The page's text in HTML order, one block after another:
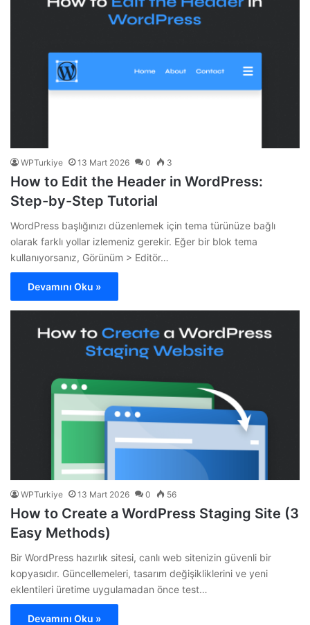
WPTurkiye 13 Mart 2026 0 3
How to Edit the Header in WordPress:
Step-by-Step Tutorial
WordPress başlığınızı düzenlemek için tema türünüze bağlı
olarak farklı yollar izlemeniz gerekir. Eğer bir blok tema
kullanıyorsanız, Görünüm > Editör…
Devamını Oku »
WPTurkiye 13 Mart 2026 0 56
How to Create a WordPress Staging Site (3
Easy Methods)
Bir WordPress hazırlık sitesi, canlı web sitenizin güvenli bir
kopyasıdır. Güncellemeleri, tasarım değişikliklerini ve yeni
eklentileri üretime uygulamadan önce test…
Devamını Oku »